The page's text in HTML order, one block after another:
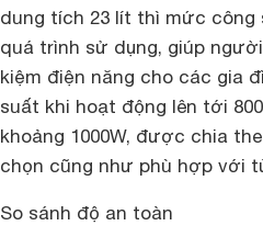
dung tích 23 lít thì mức
quá trình sử dụng, giúp
kiệm điện năng cho các gia
suất khi hoạt động lên tới
khoảng 1000W, được chia
chọn cũng như phù hợp với
So sánh độ an toàn